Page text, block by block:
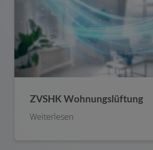
ZVSHK Wohnungslüftung
Weiterlesen